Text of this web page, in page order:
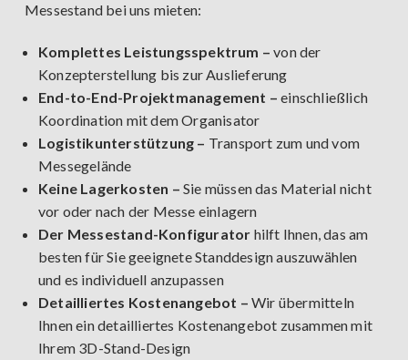
Messestand bei uns mieten:
Komplettes Leistungsspektrum – von der
Konzepterstellung bis zur Auslieferung
End-to-End-Projektmanagement – einschließlich
Koordination mit dem Organisator
Logistikunterstützung – Transport zum und vom
Messegelände
Keine Lagerkosten – Sie müssen das Material nicht
vor oder nach der Messe einlagern
Der Messestand-Konfigurator hilft Ihnen, das am
besten für Sie geeignete Standdesign auszuwählen
und es individuell anzupassen
Detailliertes Kostenangebot – Wir übermitteln
Ihnen ein detailliertes Kostenangebot zusammen mit
Ihrem 3D-Stand-Design